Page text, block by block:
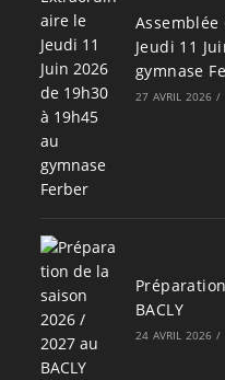
Jeudi 11
gymnase
27 AVRIL 2026 /
BACLY
24 AVRIL 2026 /